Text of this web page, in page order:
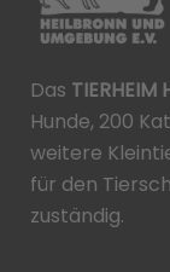
Das TIERHEIM
Hunde, 200
weitere
für den
zuständig.